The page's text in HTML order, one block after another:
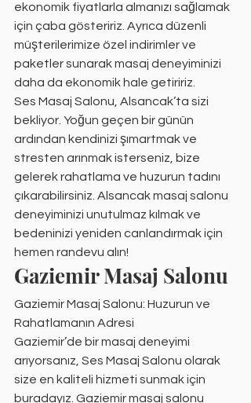
ekonomik fiyatlarla almanızı sağlamak
için çaba gösteririz. Ayrıca düzenli
müşterilerimize özel indirimler ve
paketler sunarak masaj deneyiminizi
daha da ekonomik hale getiririz.
Ses Masaj Salonu, Alsancak’ta sizi
bekliyor. Yoğun geçen bir günün
ardından kendinizi şımartmak ve
stresten arınmak isterseniz, bize
gelerek rahatlama ve huzurun tadını
çıkarabilirsiniz. Alsancak masaj salonu
deneyiminizi unutulmaz kılmak ve
bedeninizi yeniden canlandırmak için
hemen randevu alın!
Gaziemir Masaj Salonu
Gaziemir Masaj Salonu: Huzurun ve
Rahatlamanın Adresi
Gaziemir’de bir masaj deneyimi
arıyorsanız, Ses Masaj Salonu olarak
size en kaliteli hizmeti sunmak için
buradayız. Gaziemir masaj salonu